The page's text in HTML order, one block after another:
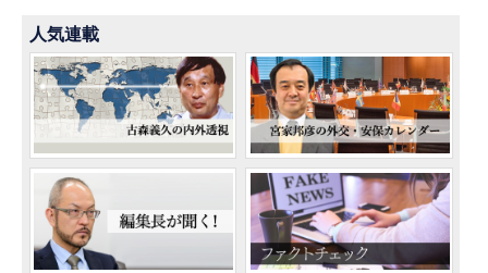
人気連載